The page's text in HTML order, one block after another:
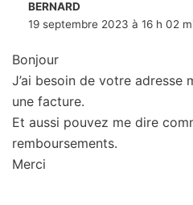
BERNARD
19 septembre 2023 à 16 h 02
Bonjour
J’ai besoin de votre adresse
une facture.
Et aussi pouvez me dire
remboursements.
Merci